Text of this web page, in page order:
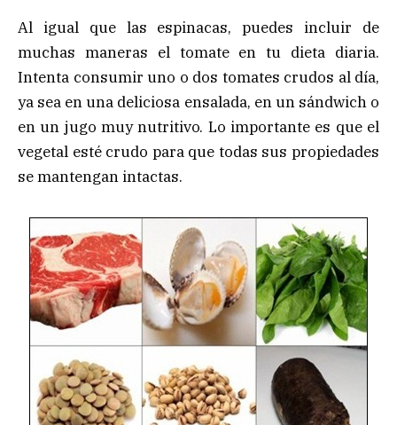
Al igual que las espinacas, puedes incluir de
muchas maneras el tomate en tu dieta diaria.
Intenta consumir uno o dos tomates crudos al día,
ya sea en una deliciosa ensalada, en un sándwich o
en un jugo muy nutritivo. Lo importante es que el
vegetal esté crudo para que todas sus propiedades
se mantengan intactas.